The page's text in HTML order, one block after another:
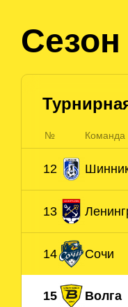
Сезон
№ Команда
12
13
14 Сочи
15 Волга